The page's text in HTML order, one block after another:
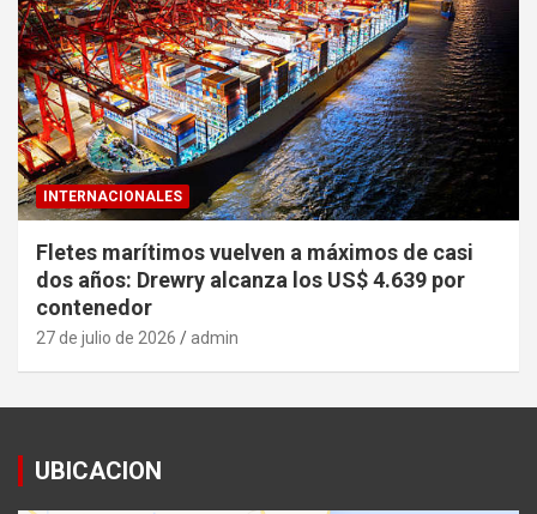
INTERNACIONALES
Fletes marítimos vuelven a máximos de casi
dos años: Drewry alcanza los US$ 4.639 por
contenedor
27 de julio de 2026 admin
UBICACION